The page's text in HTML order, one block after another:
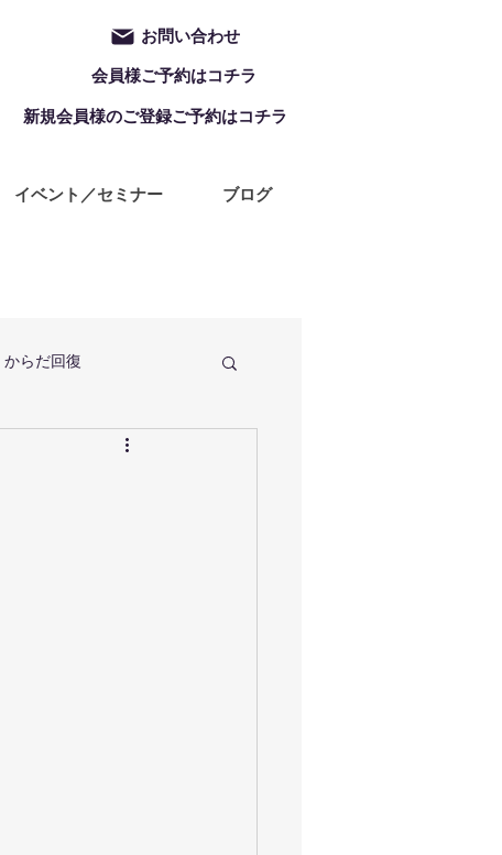
お問い合わせ
会員様ご予約はコチラ
新規会員様のご登録ご予約はコチラ
イベント／セミナー ブログ
からだ回復
ZUMBA